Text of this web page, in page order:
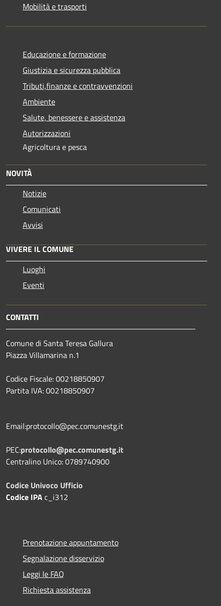
Mobilità e trasporti
Educazione e formazione
Giustizia e sicurezza pubblica
Tributi,finanze e contravvenzioni
Ambiente
Salute, benessere e assistenza
Autorizzazioni
Agricoltura e pesca
NOVITÀ
Notizie
Comunicati
Avvisi
VIVERE IL COMUNE
Luoghi
Eventi
CONTATTI
Comune di Santa Teresa Gallura
Piazza Villamarina n.1
Codice Fiscale: 00218850907
Partita IVA: 00218850907
Email:protocollo@pec.comunestg.it
PEC:protocollo@pec.comunestg.it
Centralino Unico: 0789740900
Codice Univoco Ufficio
Codice IPAc_i312
Prenotazione appuntamento
Segnalazione disservizio
Leggi le FAQ
Richiesta assistenza